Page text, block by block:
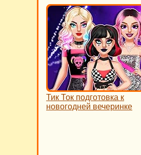
Тик Ток подготовка к
новогодней вечеринке